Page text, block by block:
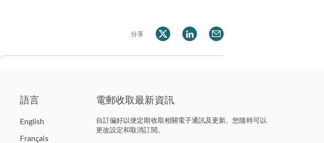
分享
語言
English
Français
電郵收取最新資訊
自訂偏好以便定期收取相關電子通訊及更新。您隨時可以
更改設定和取消訂閲。